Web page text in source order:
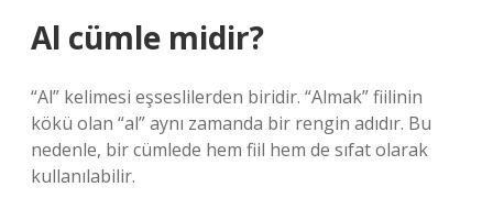
Al cümle midir?
“Al” kelimesi eşseslilerden biridir. “Almak” fiilinin
kökü olan “al” aynı zamanda bir rengin adıdır. Bu
nedenle, bir cümlede hem fiil hem de sıfat olarak
kullanılabilir.